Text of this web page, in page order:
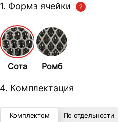
1. Форма ячейки
Сота Ромб
4. Комплектация
Комплектом По отдельности